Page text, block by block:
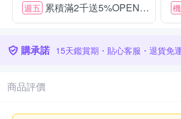
週五 累積滿2千送5%OPENPOINT
購承諾 15天鑑賞期・貼心客服・退貨免
商品評價